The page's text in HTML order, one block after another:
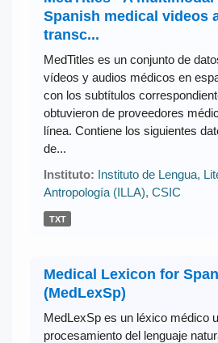
Spanish medical videos
transc...
MedTitles es un conjunto de
vídeos y audios médicos en
con los subtítulos
obtuvieron de proveedores
línea. Contiene los siguientes
de...
Instituto: Instituto de Lengua,
Antropología (ILLA), CSIC
TXT
Medical Lexicon for
(MedLexSp)
MedLexSp es un léxico médico
procesamiento del lenguaje